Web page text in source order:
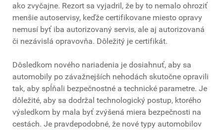
ako zvyčajne. Rezort sa vyjadril, že by to nemalo ohroziť
menšie autoservisy, keďže certifikovane miesto opravy
nemusí byť iba autorizovaný servis, ale aj autorizovaná
či nezávislá opravovňa. Dôležitý je certifikát.
Dôsledkom nového nariadenia je dosiahnuť, aby sa
automobily po závažnejších nehodách skutočne opravili
tak, aby spĺňali bezpečnostné a technické parametre. Je
dôležité, aby sa dodržal technologický postup, ktorého
výsledkom by mala byť zvýšená miera bezpečnosti na
cestách. Je pravdepodobné, že nové typy automobilov